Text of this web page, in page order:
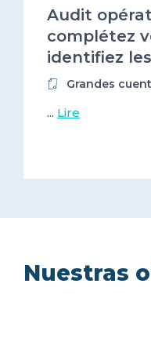
Audit
complétez
identifiez
prestataires
Grandes
... Lire
Nuestras